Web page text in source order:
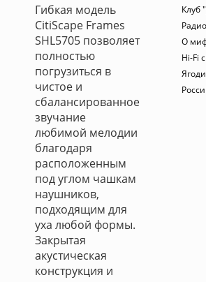
Гибкая модель
CitiScape Frames
SHL5705 позволяет
полностью
погрузиться в
чистое и
сбалансированное
звучание
любимой мелодии
благодаря
расположенным
под углом чашкам
наушников,
подходящим для
уха любой формы.
Закрытая
акустическая
конструкция и
Клуб
О
Hi-Fi